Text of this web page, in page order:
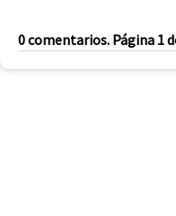
0 comentarios. Página 1